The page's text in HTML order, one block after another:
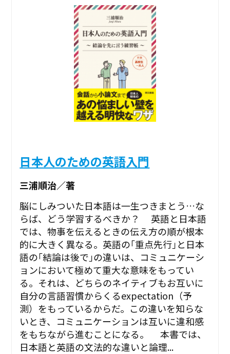
日本人のための英語入門
三浦順治／著
脳にしみついた日本語は一生つきまとう…な
らば、どう学習するべきか？ 英語と日本語
では、物事を伝えるときの伝え方の順が根本
的に大きく異なる。英語の｢重点先行｣と日本
語の｢結論は後で｣の違いは、コミュニケーシ
ョンにおいて極めて重大な意味をもってい
る。それは、どちらのネイティブもお互いに
自分の言語習慣からくるexpectation（予
測）をもっているからだ。この違いを知らな
いとき、コミュニケーションは互いに違和感
をもちながら進むことになる。 本書では、
日本語と英語の文法的な違いと論理...